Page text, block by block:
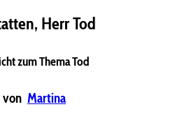
Herr Tod
zum Thema Tod
von Martina